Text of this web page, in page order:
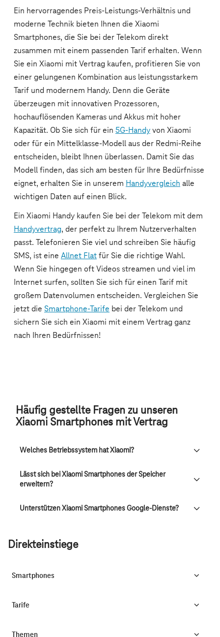
Häufig gestellte Fragen zu unseren
Xiaomi Smartphones mit Vertrag
Welches Betriebssystem hat Xiaomi?
Lässt sich bei Xiaomi Smartphones der Speicher
erweitern?
Unterstützen Xiaomi Smartphones Google-Dienste?
Direkteinstiege
Smartphones
Tarife
Themen